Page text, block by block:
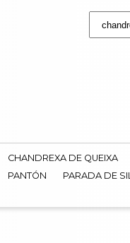
CHANDREXA DE QUEIXA
PANTÓN
PARADA DE SIL